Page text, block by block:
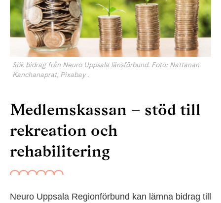
Sök bidrag från Neuro Uppsala länsförbund. Foto: Nattanan
Kanchanaprat, Pixabay .
Medlemskassan – stöd till
rekreation och
rehabilitering
Neuro Uppsala Regionförbund kan lämna bidrag till